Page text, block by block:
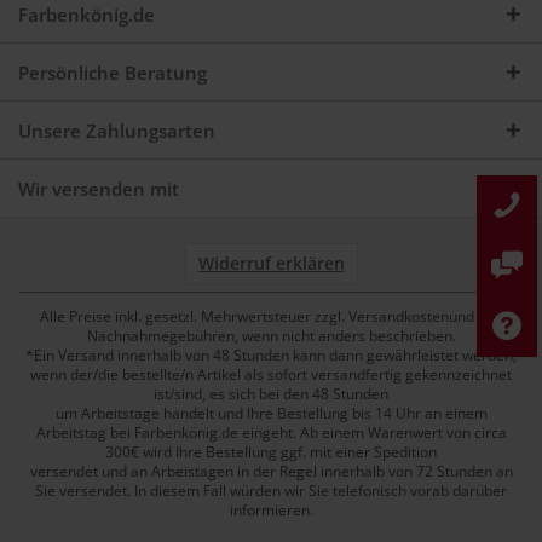
Farbenkönig.de
Persönliche Beratung
Unsere Zahlungsarten
Wir versenden mit
Widerruf erklären
Alle Preise inkl. gesetzl. Mehrwertsteuer zzgl. Versandkostenund ggf.
Nachnahmegebühren, wenn nicht anders beschrieben.
*Ein Versand innerhalb von 48 Stunden kann dann gewährleistet werden,
wenn der/die bestellte/n Artikel als sofort versandfertig gekennzeichnet
ist/sind, es sich bei den 48 Stunden
um Arbeitstage handelt und Ihre Bestellung bis 14 Uhr an einem
Arbeitstag bei Farbenkönig.de eingeht. Ab einem Warenwert von circa
300€ wird Ihre Bestellung ggf. mit einer Spedition
versendet und an Arbeistagen in der Regel innerhalb von 72 Stunden an
Sie versendet. In diesem Fall würden wir Sie telefonisch vorab darüber
informieren.